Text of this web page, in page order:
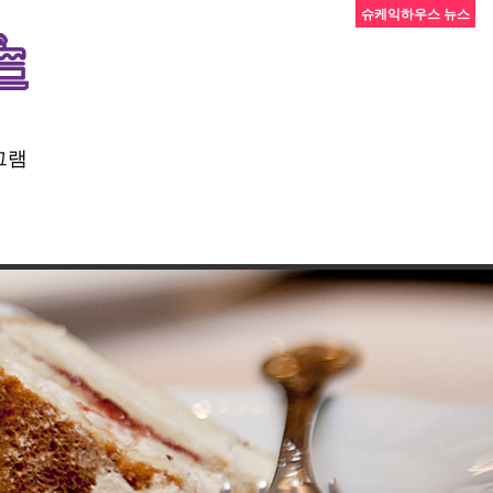
램
슈케익하우스 뉴스